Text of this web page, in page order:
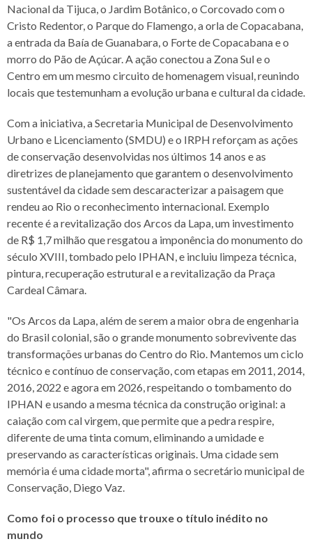
Nacional da Tijuca, o Jardim Botânico, o Corcovado com o
Cristo Redentor, o Parque do Flamengo, a orla de Copacabana,
a entrada da Baía de Guanabara, o Forte de Copacabana e o
morro do Pão de Açúcar. A ação conectou a Zona Sul e o
Centro em um mesmo circuito de homenagem visual, reunindo
locais que testemunham a evolução urbana e cultural da cidade.
Com a iniciativa, a Secretaria Municipal de Desenvolvimento
Urbano e Licenciamento (SMDU) e o IRPH reforçam as ações
de conservação desenvolvidas nos últimos 14 anos e as
diretrizes de planejamento que garantem o desenvolvimento
sustentável da cidade sem descaracterizar a paisagem que
rendeu ao Rio o reconhecimento internacional. Exemplo
recente é a revitalização dos Arcos da Lapa, um investimento
de R$ 1,7 milhão que resgatou a imponência do monumento do
século XVIII, tombado pelo IPHAN, e incluiu limpeza técnica,
pintura, recuperação estrutural e a revitalização da Praça
Cardeal Câmara.
"Os Arcos da Lapa, além de serem a maior obra de engenharia
do Brasil colonial, são o grande monumento sobrevivente das
transformações urbanas do Centro do Rio. Mantemos um ciclo
técnico e contínuo de conservação, com etapas em 2011, 2014,
2016, 2022 e agora em 2026, respeitando o tombamento do
IPHAN e usando a mesma técnica da construção original: a
caiação com cal virgem, que permite que a pedra respire,
diferente de uma tinta comum, eliminando a umidade e
preservando as características originais. Uma cidade sem
memória é uma cidade morta", afirma o secretário municipal de
Conservação, Diego Vaz.
Como foi o processo que trouxe o título inédito no
mundo